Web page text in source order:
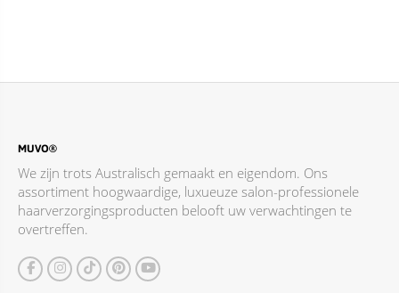
MUVO®
We zijn trots Australisch gemaakt en eigendom. Ons
assortiment hoogwaardige, luxueuze salon-professionele
haarverzorgingsproducten belooft uw verwachtingen te
overtreffen.